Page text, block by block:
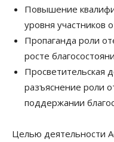
Повышение
уровня участников
Пропаганда роли
росте
Просветительская
разъяснение роли
поддержании
Целью деятельности